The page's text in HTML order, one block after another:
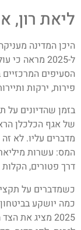
ליאת רון,
היכן המדינה
ל-2025 מראה
הסעיפים המרכזיים
פירות, ירקות
בזמן שהדיונים על
של אגף הכלכלן
מדברים עליו. לא
המס: עשרות
דרך פטורים, הקלות
כשמדברים על
כמה יושקע
2025 מציג